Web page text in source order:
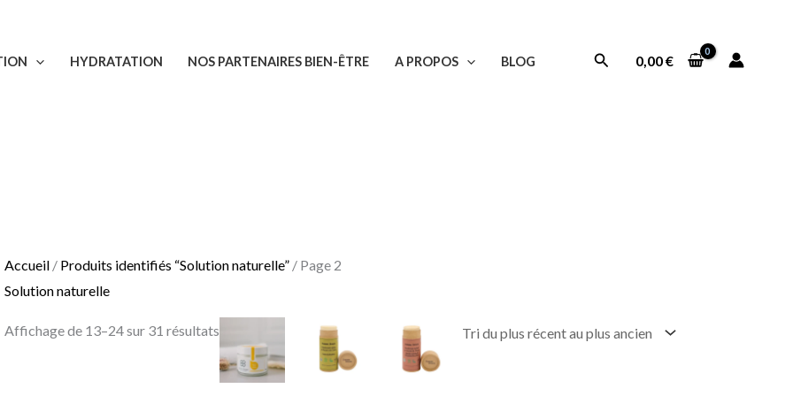
HYDRATATION NOS PARTENAIRES BIEN-ÊTRE A PROPOS BLOG Rechercher
0,00€
Accueil/ Produits identifiés “Solution naturelle”/ Page 2
Solution naturelle
Affichage de 13–24 sur 31 résultats
plus